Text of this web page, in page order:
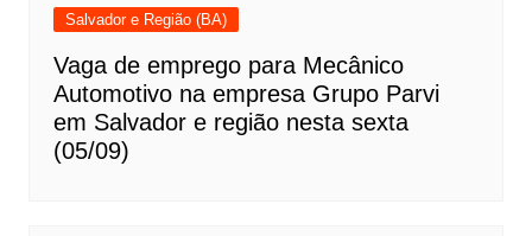
Salvador e Região (BA)
Vaga de emprego para Mecânico
Automotivo na empresa Grupo Parvi
em Salvador e região nesta sexta
(05/09)